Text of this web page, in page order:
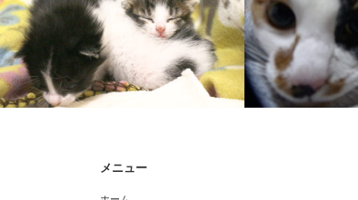
メニュー